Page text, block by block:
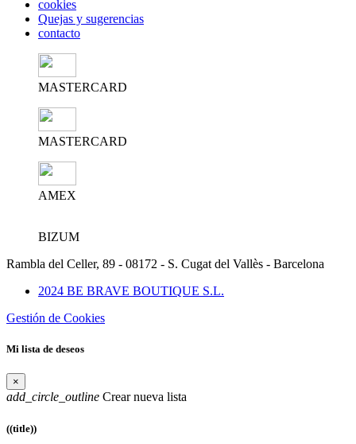
cookies
Quejas y sugerencias
contacto
MASTERCARD
MASTERCARD
AMEX
BIZUM
Rambla del Celler, 89 - 08172 - S. Cugat del Vallès - Barcelona
2024 BE BRAVE BOUTIQUE S.L.
Gestión de Cookies
Mi lista de deseos
×
add_circle_outline Crear nueva lista
((title))